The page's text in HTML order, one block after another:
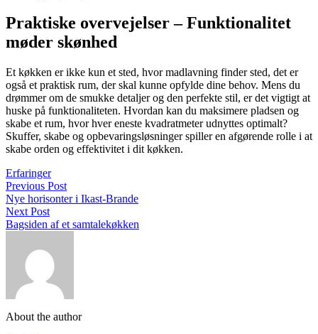
Praktiske overvejelser – Funktionalitet
møder skønhed
Et køkken er ikke kun et sted, hvor madlavning finder sted, det er
også et praktisk rum, der skal kunne opfylde dine behov. Mens du
drømmer om de smukke detaljer og den perfekte stil, er det vigtigt at
huske på funktionaliteten. Hvordan kan du maksimere pladsen og
skabe et rum, hvor hver eneste kvadratmeter udnyttes optimalt?
Skuffer, skabe og opbevaringsløsninger spiller en afgørende rolle i at
skabe orden og effektivitet i dit køkken.
Erfaringer
Previous Post
Nye horisonter i Ikast-Brande
Next Post
Bagsiden af et samtalekøkken
About the author